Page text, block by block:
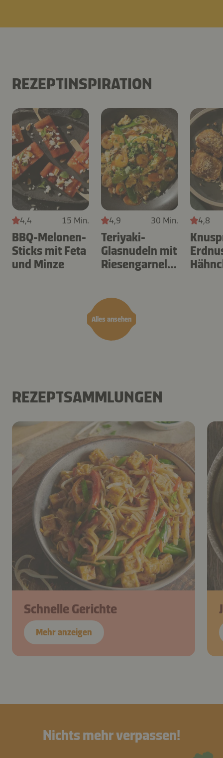
REZEPTINSPIRATION
Alles ansehen
4,4 15 Min.
BBQ-Melonen-
Sticks mit Feta
und Minze
4,9 30 Min.
Teriyaki-
Glasnudeln mit
Riesengarnele
4,8
REZEPTSAMMLUNGEN
Schnelle Gerichte
Mehr anzeigen
Nichts mehr verpassen!